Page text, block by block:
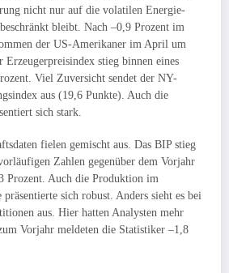
nicht nur auf die volatilen Energie-
bleibt. Nach –0,9 Prozent im
der US-Amerikaner im April um
Erzeugerpreisindex stieg binnen eines
Viel Zuversicht sendet der NY-
aus (19,6 Punkte). Auch die
sich stark.
fielen gemischt aus. Das BIP stieg
Zahlen gegenüber dem Vorjahr
Prozent. Auch die Produktion im
präsentierte sich robust. Anders sieht es bei
aus. Hier hatten Analysten mehr
Vorjahr meldeten die Statistiker –1,8